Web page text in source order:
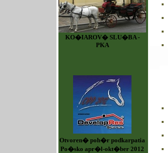
KO�IAROV� SLU�BA -
PKA
Otvoren� poh�r podkarpatia
Po�sko apr�l-okt�ber 2012